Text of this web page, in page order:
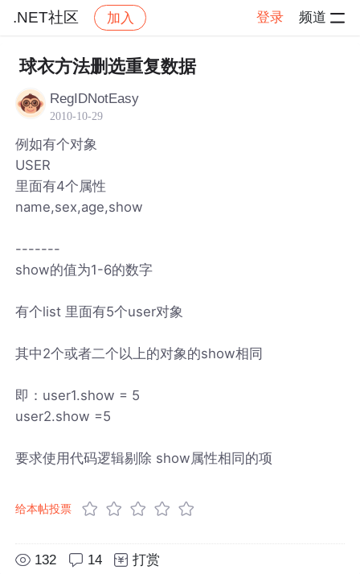
.NET社区 加入 登录 频道
社区 .NET社区 帖子详情
球衣方法删选重复数据
RegIDNotEasy
2010-10-29
例如有个对象
USER
里面有4个属性
name,sex,age,show
-------
show的值为1-6的数字
有个list 里面有5个user对象
其中2个或者二个以上的对象的show相同
即：user1.show = 5
user2.show =5
要求使用代码逻辑剔除 show属性相同的项
给本帖投票
132 14 打赏